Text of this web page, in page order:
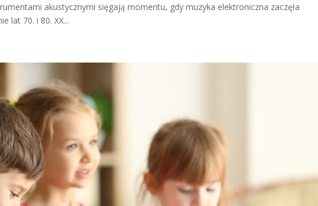
akustycznymi sięgają momentu, gdy muzyka elektroniczna zaczęła
lat 70. i 80. XX...